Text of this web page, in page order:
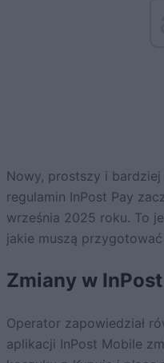
Nowy, prostszy i
regulamin InPost Pay
września 2025 roku. To
jakie muszą
Zmiany w
Operator zapowiedział
aplikacji InPost Mobile